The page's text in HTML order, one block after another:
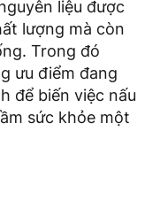
liệu được
lượng mà còn
Trong đó
ưu điểm đang
để biến việc nấu
sức khỏe một